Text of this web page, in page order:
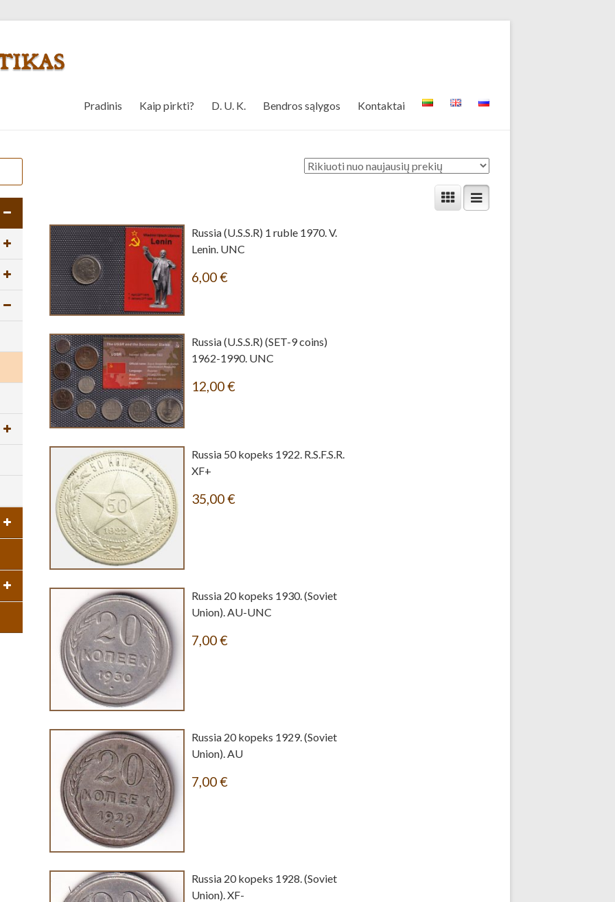
Pradinis Kaip pirkti? D. U. K. Bendros sąlygos Kontaktai
Russia (U.S.S.R) 1 ruble 1970. V.
Lenin. UNC
6,00€
Russia (U.S.S.R) (SET-9 coins)
1962-1990. UNC
12,00€
Russia 50 kopeks 1922. R.S.F.S.R.
XF+
35,00€
Russia 20 kopeks 1930. (Soviet
Union). AU-UNC
7,00€
Russia 20 kopeks 1929. (Soviet
Union). AU
7,00€
Russia 20 kopeks 1928. (Soviet
Union). XF-